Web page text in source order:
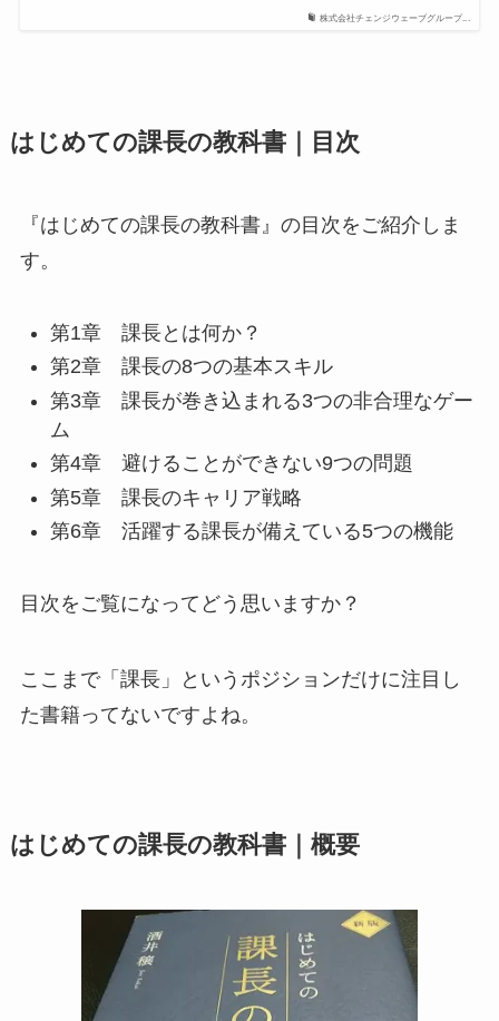
株式会社チェンジウェーブグループ...
はじめての課長の教科書｜目次
『はじめての課長の教科書』の目次をご紹介しま
す。
第1章 課長とは何か？
第2章 課長の8つの基本スキル
第3章 課長が巻き込まれる3つの非合理なゲー
ム
第4章 避けることができない9つの問題
第5章 課長のキャリア戦略
第6章 活躍する課長が備えている5つの機能
目次をご覧になってどう思いますか？
ここまで「課長」というポジションだけに注目し
た書籍ってないですよね。
はじめての課長の教科書｜概要